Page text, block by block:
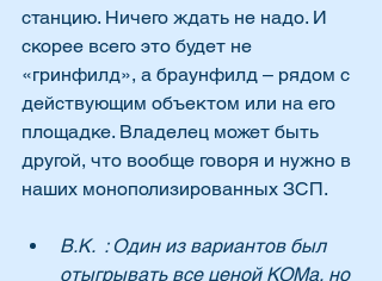
станцию. Ничего ждать не надо. И
скорее всего это будет не
«гринфилд», а браунфилд – рядом с
действующим объектом или на его
площадке. Владелец может быть
другой, что вообще говоря и нужно в
наших монополизированных ЗСП.
В.К.  : Один из вариантов был
отыгрывать все ценой КОМа, но